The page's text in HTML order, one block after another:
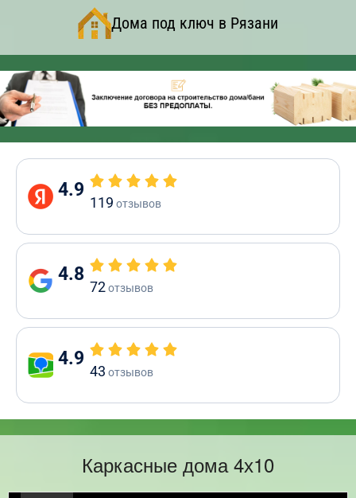
Дома под ключ в Рязани
4.9
119 отзывов
4.8
72отзывов
4.9
43 отзывов
Каркасные дома 4х10